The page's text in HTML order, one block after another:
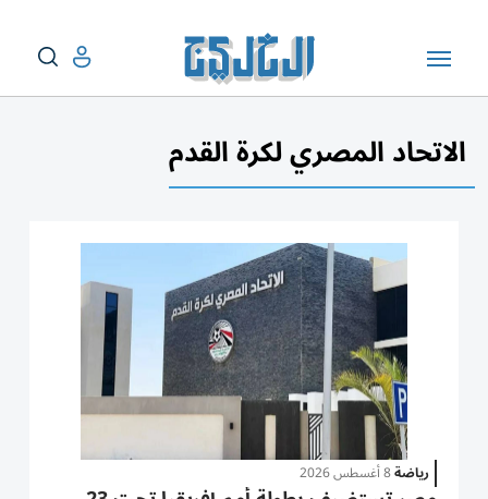
الاتحاد المصري لكرة القدم
رياضة8 أغسطس 2026